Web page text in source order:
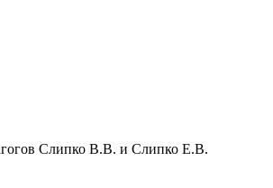
Слипко В.В. и Слипко Е.В.